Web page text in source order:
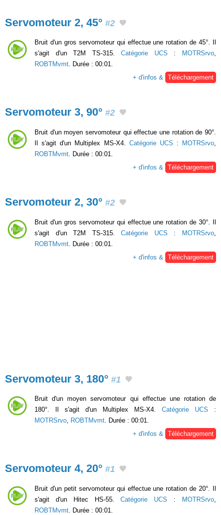
Servomoteur 2, 45° #2
Bruit d'un gros servomoteur qui effectue une rotation de 45°. Il
s'agit d'un T2M TS-315.Catégorie UCS : MOTRSrvo,
ROBTMvmt. Durée : 00:01.
+ d'infos & Téléchargement
Servomoteur 3, 90° #2
Bruit d'un moyen servomoteur qui effectue une rotation de 90°.
Il s'agit d'un Multiplex MS-X4. Catégorie UCS : MOTRSrvo,
ROBTMvmt. Durée : 00:01.
+ d'infos & Téléchargement
Servomoteur 2, 30° #2
Bruit d'un gros servomoteur qui effectue une rotation de 30°. Il
s'agit d'un T2M TS-315.Catégorie UCS : MOTRSrvo
ROBTMvmt . Durée : 00:01.
+ d'infos &
Téléchargement
Servomoteur 3, 180° #1
Bruit d'un moyen servomoteur qui effectue une rotation de
180°. Il s'agit d'un Multiplex MS-X4. Catégorie UCS :
MOTRSrvo, ROBTMvmt. Durée : 00:01.
+ d'infos & Téléchargement
Servomoteur 4, 20° #1
Bruit d'un petit servomoteur qui effectue une rotation de 20°. Il
s'agit d'un Hitec HS-55.Catégorie UCS : MOTRSrvo,
ROBTMvmt. Durée : 00:01.